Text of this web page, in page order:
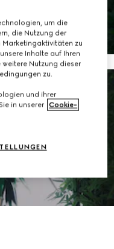
um die
die Nutzung der
Marketingaktivitäten zu
Inhalte auf Ihren
weitere Nutzung dieser
zu.
und ihrer
in unserer Cookie-